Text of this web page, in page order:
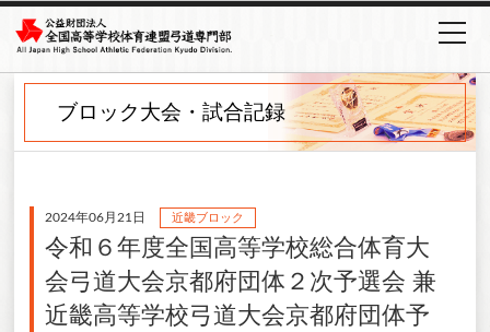
ブロック大会・試合記録
2024年06月21日 近畿ブロック
令和６年度全国高等学校総合体育大
会弓道大会京都府団体２次予選会 兼
近畿高等学校弓道大会京都府団体予